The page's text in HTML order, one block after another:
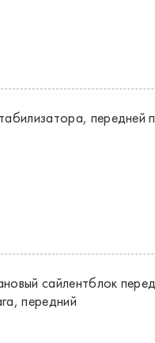
передней
сайлентблок
передний